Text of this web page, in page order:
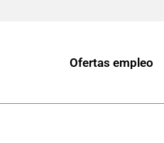
Ofertas empleo